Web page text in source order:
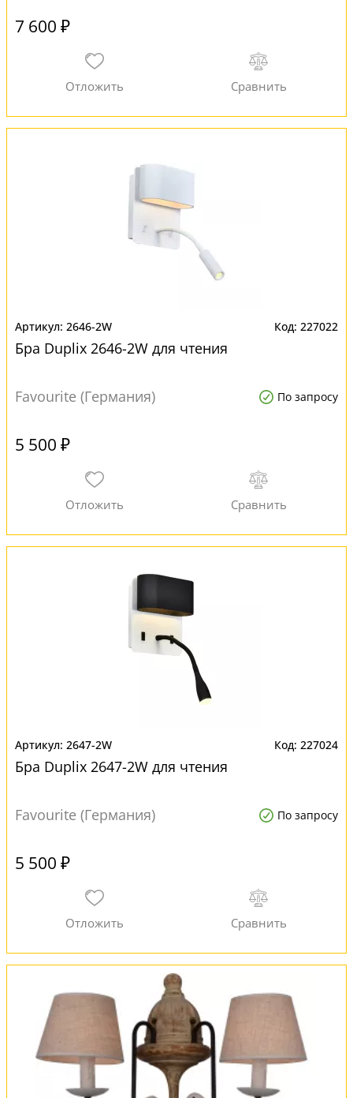
7 600 ₽
2646-2W 227022
Бра Duplix 2646-2W для чтения
Favourite (Германия) По запросу
5 500 ₽
2647-2W 227024
Бра Duplix 2647-2W для чтения
Favourite (Германия) По запросу
5 500 ₽